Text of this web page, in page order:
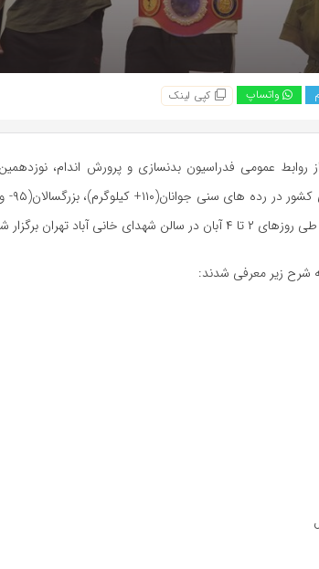
واتساپ کپی لینک
روابط عمومی فدراسیون بدنسازی و پرورش اندام،
آباد تهران برگزار شد.
شرح زیر معرفی شدند: